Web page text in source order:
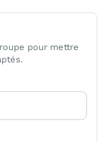
pour mettre